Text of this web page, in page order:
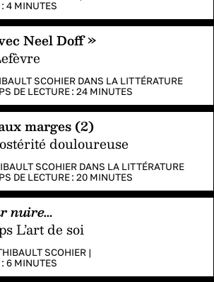
4 MINUTES
Neel Doff »
SCOHIER DANS LA LITTÉRATURE
DE LECTURE : 24 MINUTES
marges (2)
douloureuse
SCOHIER DANS LA LITTÉRATURE
DE LECTURE : 20 MINUTES
nuire…
L’art de soi
SCOHIER |
6 MINUTES